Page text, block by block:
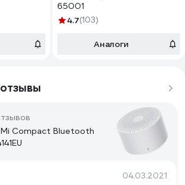
65001
4.7(103)
Аналоги
Compact Bluetooth
04.03.2021